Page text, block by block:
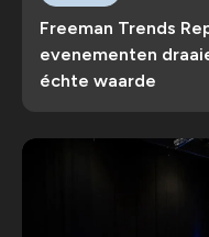
Freeman Trends
evenementen
échte waarde